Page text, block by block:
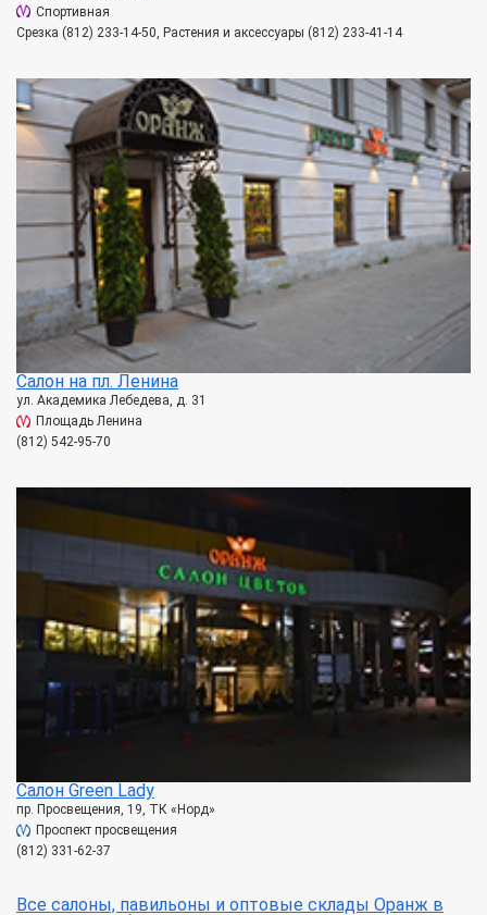
Спортивная
Срезка (812) 233-14-50, Растения и аксессуары (812) 233-41-14
Салон на пл. Ленина
ул. Академика Лебедева, д. 31
Площадь Ленина
(812) 542-95-70
Салон Green Lady
пр. Просвещения, 19, ТК «Норд»
Проспект просвещения
(812) 331-62-37
Все салоны, павильоны и оптовые склады Оранж в